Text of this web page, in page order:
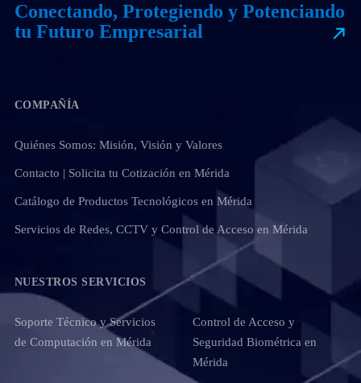
Conectando, Protegiendo y Potenciando
tu Futuro Empresarial
COMPAÑÍA
Quiénes Somos: Misión, Visión y Valores
Contacto | Solicita tu Cotización en Mérida
Catálogo de Productos Tecnológicos en Mérida
Servicios de Redes, CCTV y Control de Acceso en Mérida
NUESTROS SERVICIOS
Soporte Técnico y Servicios
de Computación en Mérida
Control de Acceso y
Seguridad Biométrica en
Mérida